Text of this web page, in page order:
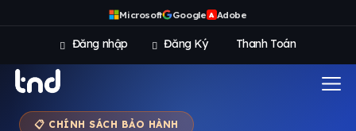
Microsoft Google A Adobe
Đăng nhập Đăng Ký Thanh Toán
📋 CHÍNH SÁCH BẢO HÀNH